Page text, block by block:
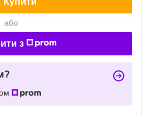
або
з